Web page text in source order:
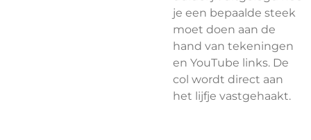
je een bepaalde steek
moet doen aan de
hand van tekeningen
en YouTube links. De
col wordt direct aan
het lijfje vastgehaakt.